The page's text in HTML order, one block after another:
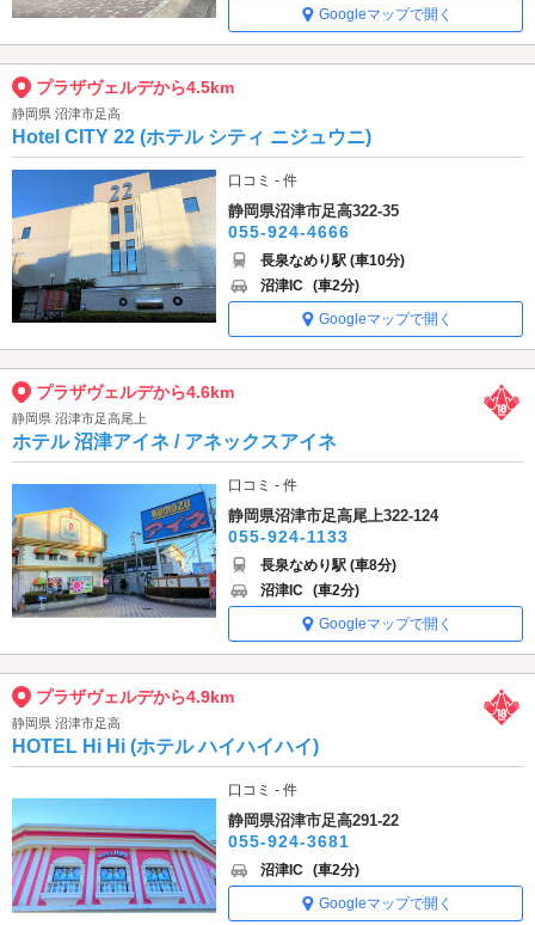
Googleマップで開く
プラザヴェルデから4.5km
静岡県 沼津市足高
Hotel CITY 22 (ホテル シティ ニジュウニ)
口コミ - 件
静岡県沼津市足高322-35
055-924-4666
長泉なめり駅 (車10分)
沼津IC (車2分)
Googleマップで開く
プラザヴェルデから4.6km
静岡県 沼津市足高尾上
ホテル 沼津アイネ / アネックスアイネ
口コミ - 件
静岡県沼津市足高尾上322-124
055-924-1133
長泉なめり駅 (車8分)
沼津IC (車2分)
Googleマップで開く
プラザヴェルデから4.9km
静岡県 沼津市足高
HOTEL Hi Hi (ホテル ハイハイハイ)
口コミ - 件
静岡県沼津市足高291-22
055-924-3681
沼津IC (車2分)
Googleマップで開く